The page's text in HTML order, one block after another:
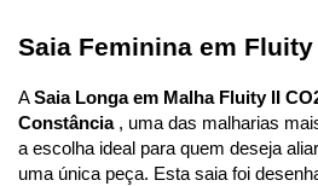
A Saia Longa em Malha Fluity II
Constância , uma das malharias
a escolha ideal para quem deseja
uma única peça. Esta saia foi